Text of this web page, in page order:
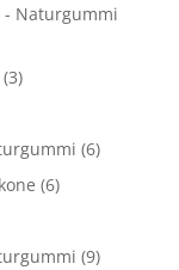
- Naturgummi
(3)
(6)
(6)
(9)